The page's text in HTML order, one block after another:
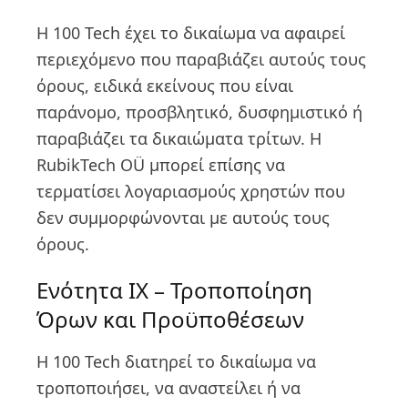
Η 100 Tech έχει το δικαίωμα να αφαιρεί
περιεχόμενο που παραβιάζει αυτούς τους
όρους, ειδικά εκείνους που είναι
παράνομο, προσβλητικό, δυσφημιστικό ή
παραβιάζει τα δικαιώματα τρίτων. Η
RubikTech OÜ μπορεί επίσης να
τερματίσει λογαριασμούς χρηστών που
δεν συμμορφώνονται με αυτούς τους
όρους.
Ενότητα IX – Τροποποίηση
Όρων και Προϋποθέσεων
Η 100 Tech διατηρεί το δικαίωμα να
τροποποιήσει, να αναστείλει ή να